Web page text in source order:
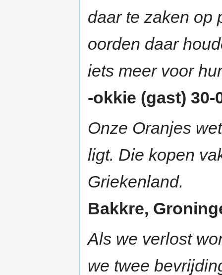
daar te zaken op
oorden daar
iets meer voor
-okkie (gast) 30-
Onze Oranjes
ligt. Die kopen
Griekenland.
Bakkre,
Als we verlost
we twee